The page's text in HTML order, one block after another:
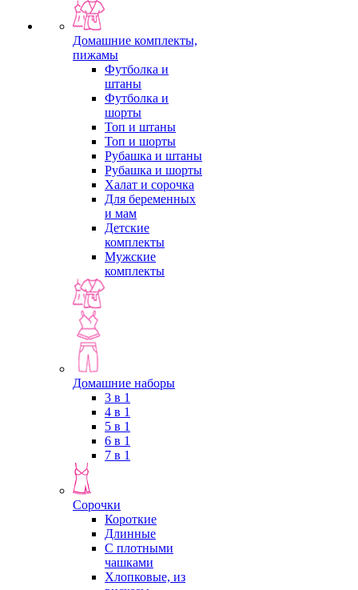
Домашние комплекты,
пижамы
Футболка и
штаны
Футболка и
шорты
Топ и штаны
Топ и шорты
Рубашка и штаны
Рубашка и шорты
Халат и сорочка
Для беременных
и мам
Детские
комплекты
Мужские
комплекты
Домашние наборы
3 в 1
4 в 1
5 в 1
6 в 1
7 в 1
Сорочки
Короткие
Длинные
С плотными
чашками
Хлопковые, из